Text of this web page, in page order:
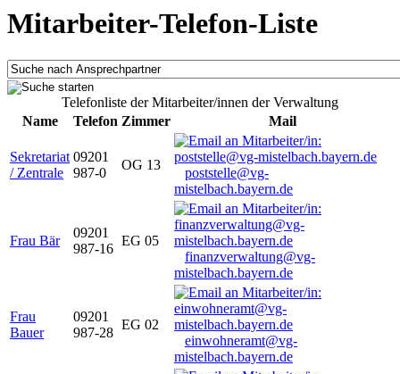
Mitarbeiter-Telefon-Liste
Telefonliste der Mitarbeiter/innen der Verwaltung
Name
Telefon Zimmer Mail
Sekretariat
/ Zentrale
09201
987-0
OG 13
poststelle@vg-
mistelbach.bayern.de
Frau Bär
09201
987-16
EG 05
finanzverwaltung@vg-
mistelbach.bayern.de
Frau
Bauer
09201
987-28
EG 02
einwohneramt@vg-
mistelbach.bayern.de